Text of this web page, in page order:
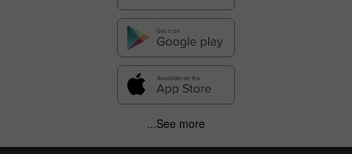
See more...